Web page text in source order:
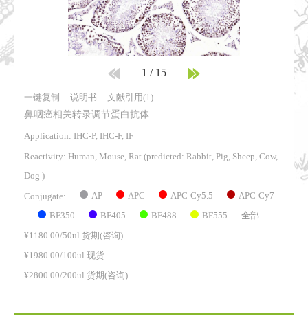
1 / 15
一键复制 说明书 文献引用(1)
鼻咽癌相关转录调节蛋白抗体
Application: IHC-P, IHC-F, IF
Reactivity: Human, Mouse, Rat (predicted: Rabbit, Pig, Sheep, Cow,
Dog )
Conjugate: AP APC APC-Cy5.5 APC-Cy7
BF350 BF405 BF488 BF555 全部
¥1180.00/50ul 货期(咨询)
¥1980.00/100ul 现货
¥2800.00/200ul 货期(咨询)